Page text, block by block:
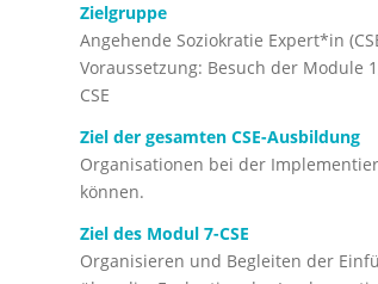
Zielgruppe
Angehende Soziokratie Expert*in
Voraussetzung: Besuch der Module
CSE
Ziel der gesamten CSE-Ausbildung
Organisationen bei der
können.
Ziel des Modul 7-CSE
Organisieren und Begleiten der